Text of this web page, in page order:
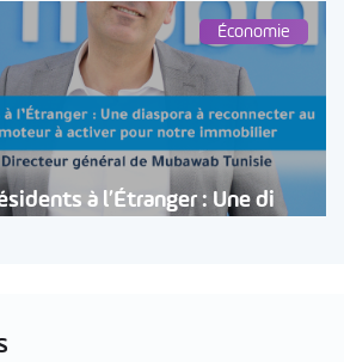
Économie
à l’Étranger : Une di